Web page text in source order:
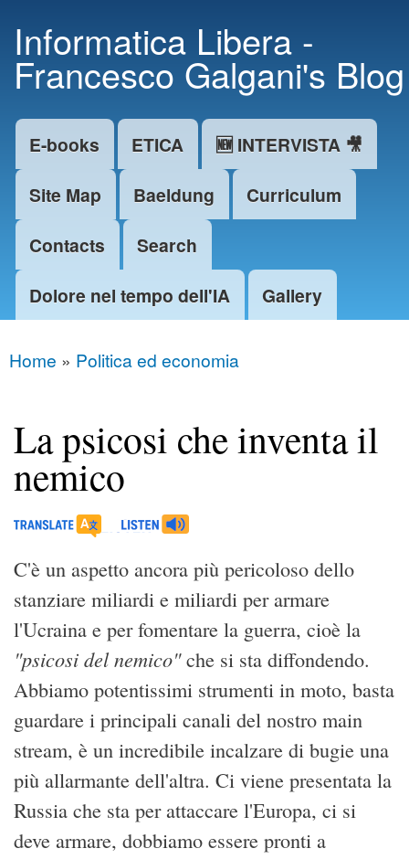
main
content
Informatica Libera -
Francesco Galgani's Blog
Main menu
E-books ETICA
🆕 INTERVISTA 🎥
Site Map
Baeldung
Curriculum
Contacts
Search
Dolore nel tempo dell'IA
Gallery
You are here
Home » Politica ed economia
La psicosi che inventa il
nemico
C'è un aspetto ancora più pericoloso dello
stanziare miliardi e miliardi per armare
l'Ucraina e per fomentare la guerra, cioè la
"psicosi del nemico"che si sta diffondendo.
Abbiamo potentissimi strumenti in moto, basta
guardare i principali canali del nostro main
stream, è un incredibile incalzare di bugie una
più allarmante dell'altra. Ci viene presentata la
Russia che sta per attaccare l'Europa, ci si
deve armare, dobbiamo essere pronti a